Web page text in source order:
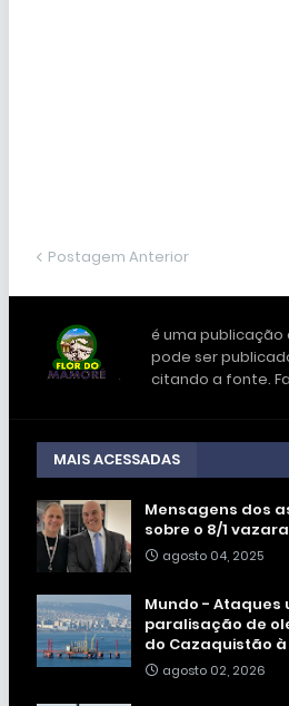
Postagem Anterior
é uma publicação
pode ser
citando a fonte.
MAIS ACESSADAS
Mensagens dos
sobre o 8/1
agosto 04, 2025
Mundo -
paralisação de
do Cazaquistão à
agosto 02, 2026